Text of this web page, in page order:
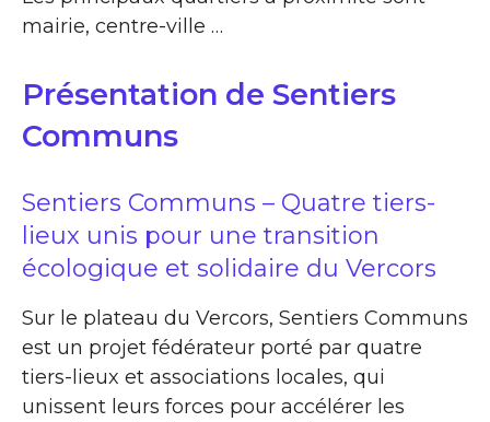
mairie, centre-ville …
Présentation de Sentiers
Communs
Sentiers Communs – Quatre tiers-
lieux unis pour une transition
écologique et solidaire du Vercors
Sur le plateau du Vercors, Sentiers Communs
est un projet fédérateur porté par quatre
tiers-lieux et associations locales, qui
unissent leurs forces pour accélérer les